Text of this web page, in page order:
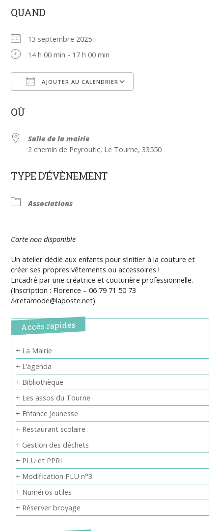
QUAND
13 septembre 2025
14 h 00 min - 17 h 00 min
AJOUTER AU CALENDRIER
OÙ
Salle de la mairie
2 chemin de Peyroutic, Le Tourne, 33550
TYPE D’ÉVÈNEMENT
Associations
Carte non disponible
Un atelier dédié aux enfants pour s’initier à la couture et
créer ses propres vêtements ou accessoires !
Encadré par une créatrice et couturière professionnelle.
(Inscription : Florence – 06 79 71 50 73
/kretamode@laposte.net)
Accés rapides
+ La Mairie
+ L’agenda
+ Bibliothèque
+ Les assos du Tourne
+ Enfance Jeunesse
+ Restaurant scolaire
+ Gestion des déchets
+ PLU et PPRI
+ Modification PLU n°3
+ Numéros utiles
+ Réserver broyage